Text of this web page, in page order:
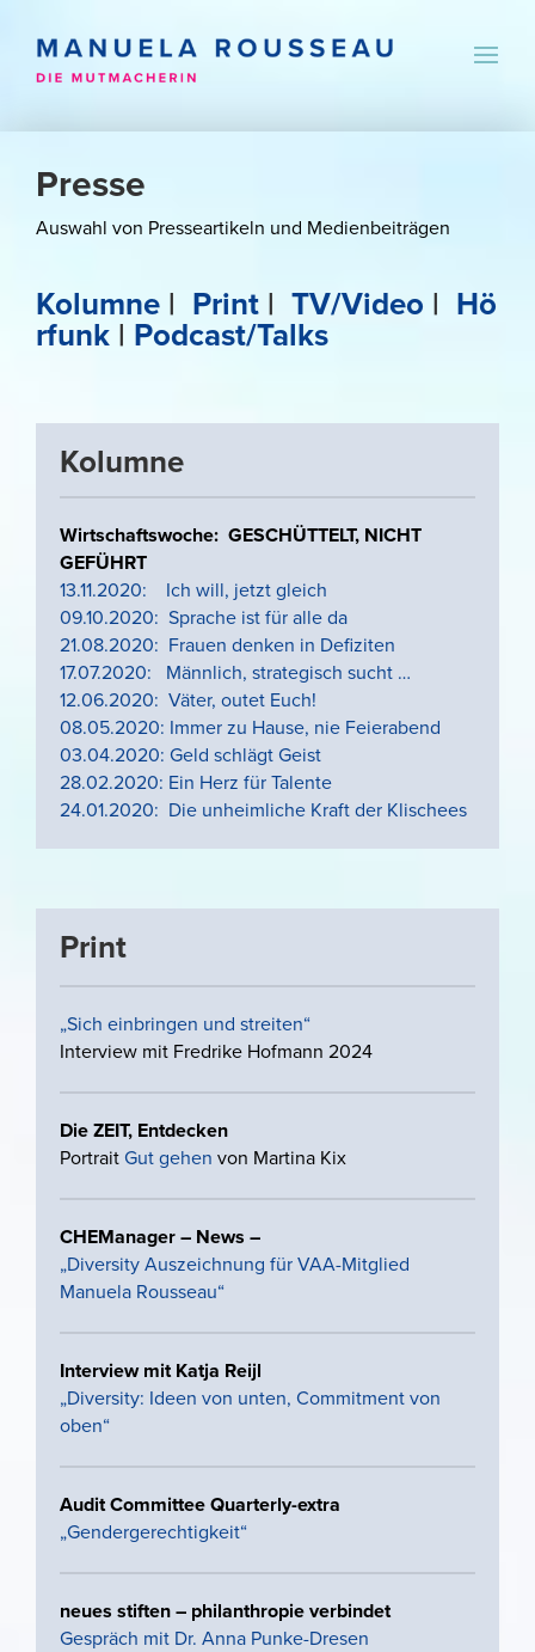
Presse
Auswahl von Presseartikeln und Medienbeiträgen
Kolumne | Print | TV/Video | Hö
rfunk | Podcast/Talks
Kolumne
Wirtschaftswoche: GESCHÜTTELT, NICHT
GEFÜHRT
13.11.2020: Ich will, jetzt gleich
09.10.2020: Sprache ist für alle da
21.08.2020: Frauen denken in Defiziten
17.07.2020: Männlich, strategisch sucht …
12.06.2020: Väter, outet Euch!
08.05.2020: Immer zu Hause, nie Feierabend
03.04.2020: Geld schlägt Geist
28.02.2020: Ein Herz für Talente
24.01.2020: Die unheimliche Kraft der Klischees
Print
„Sich einbringen und streiten“
Interview mit Fredrike Hofmann 2024
Die ZEIT, Entdecken
Portrait Gut gehen von Martina Kix
CHEManager – News –
„Diversity Auszeichnung für VAA-Mitglied
Manuela Rousseau“
Interview mit Katja Reijl
„Diversity: Ideen von unten, Commitment von
oben“
Audit Committee Quarterly-extra
„Gendergerechtigkeit“
neues stiften – philanthropie verbindet
Gespräch mit Dr. Anna Punke-Dresen